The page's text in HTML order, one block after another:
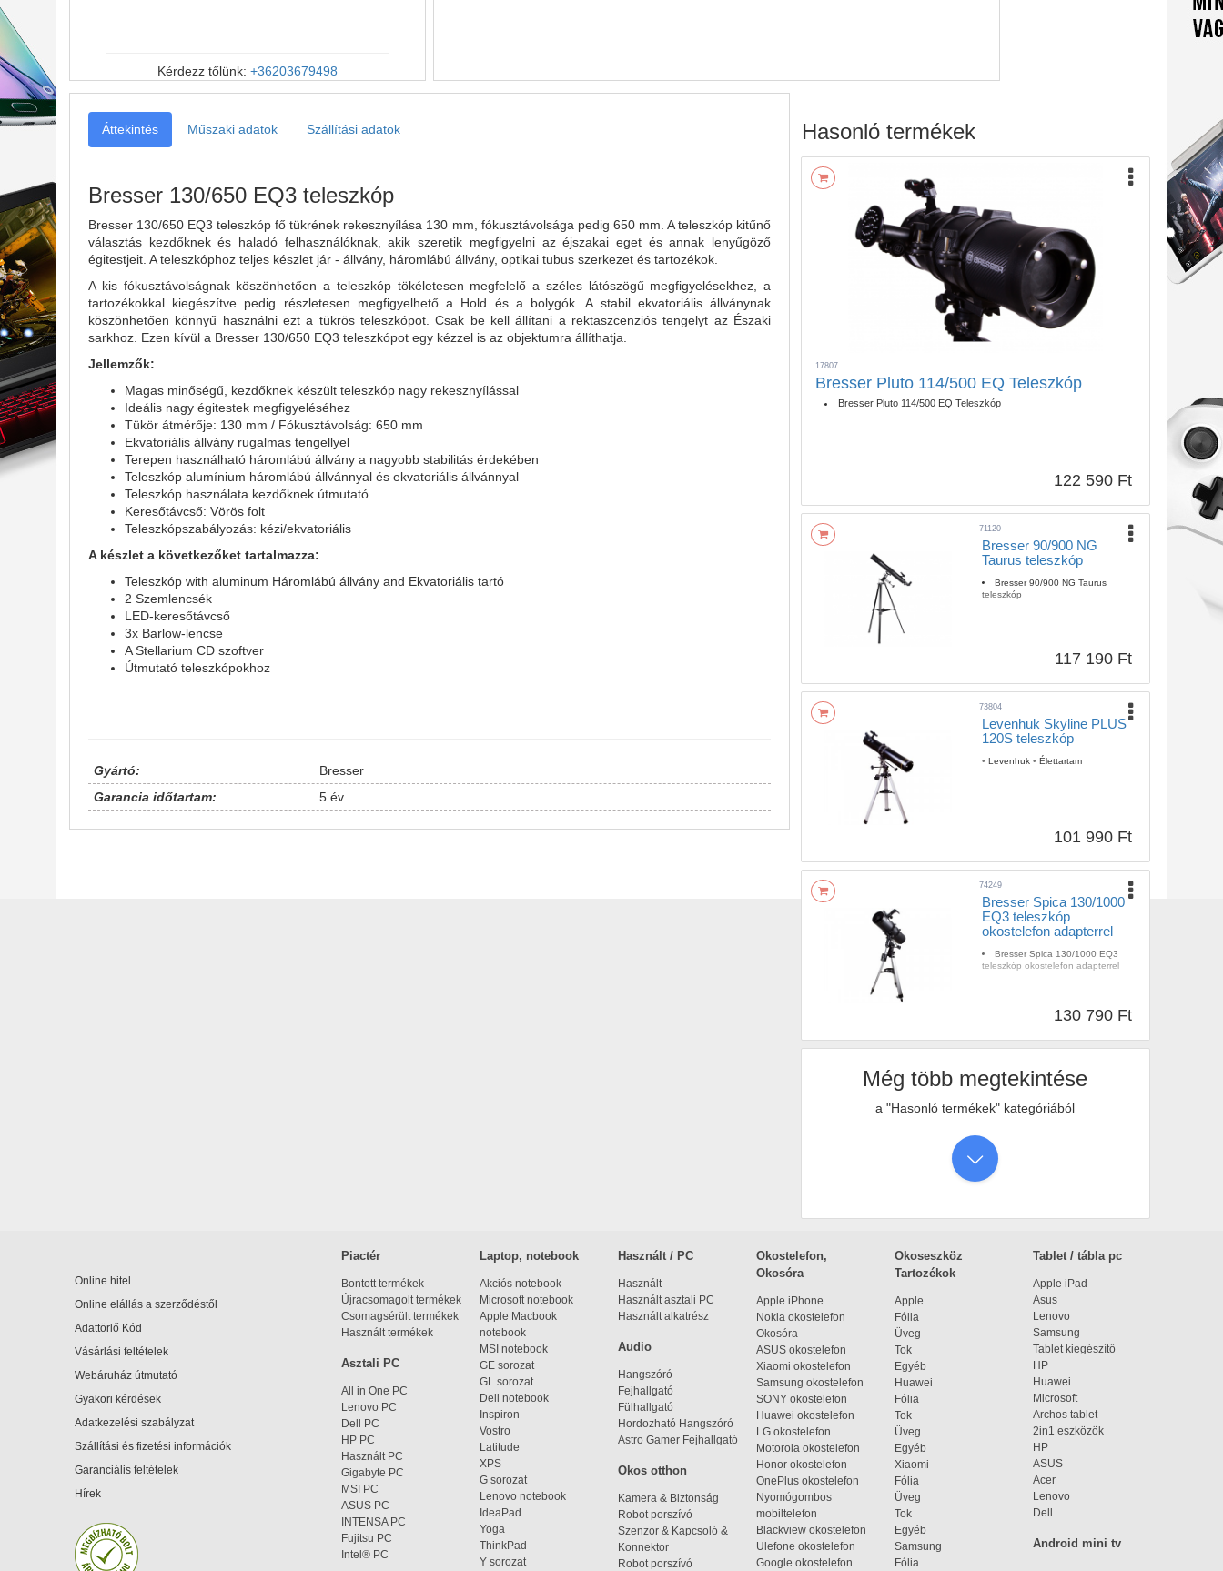
Kérdezz tőlünk: +36203679498
Áttekintés Műszaki adatok Szállítási adatok
Bresser 130/650 EQ3 teleszkóp
Bresser 130/650 EQ3 teleszkóp fő tükrének rekesznyílása 130 mm, fókusztávolsága pedig 650 mm. A teleszkóp kitűnő
választás kezdőknek és haladó felhasználóknak, akik szeretik megfigyelni az éjszakai eget és annak lenyűgöző
égitestjeit. A teleszkóphoz teljes készlet jár - állvány, háromlábú állvány, optikai tubus szerkezet és tartozékok.
A kis fókusztávolságnak köszönhetően a teleszkóp tökéletesen megfelelő a széles látószögű megfigyelésekhez, a
tartozékokkal kiegészítve pedig részletesen megfigyelhető a Hold és a bolygók. A stabil ekvatoriális állványnak
köszönhetően könnyű használni ezt a tükrös teleszkópot. Csak be kell állítani a rektaszcenziós tengelyt az Északi
sarkhoz. Ezen kívül a Bresser 130/650 EQ3 teleszkópot egy kézzel is az objektumra állíthatja.
Jellemzők:
Magas minőségű, kezdőknek készült teleszkóp nagy rekesznyílással
Ideális nagy égitestek megfigyeléséhez
Tükör átmérője: 130 mm / Fókusztávolság: 650 mm
Ekvatoriális állvány rugalmas tengellyel
Terepen használható háromlábú állvány a nagyobb stabilitás érdekében
Teleszkóp alumínium háromlábú állvánnyal és ekvatoriális állvánnyal
Teleszkóp használata kezdőknek útmutató
Keresőtávcső: Vörös folt
Teleszkópszabályozás: kézi/ekvatoriális
A készlet a következőket tartalmazza:
Teleszkóp with aluminum Háromlábú állvány and Ekvatoriális tartó
2 Szemlencsék
LED-keresőtávcső
3x Barlow-lencse
A Stellarium CD szoftver
Útmutató teleszkópokhoz
Gyártó:
Bresser
Garancia időtartam:
5 év
Hasonló termékek
17807
Bresser Pluto 114/500 EQ Teleszkóp
Bresser Pluto 114/500 EQ Teleszkóp
122 590 Ft
71120
Bresser 90/900 NG
Taurus teleszkóp
Bresser 90/900 NG Taurus
teleszkóp
117 190 Ft
73804
Levenhuk Skyline PLUS
120S teleszkóp
• Levenhuk • Élettartam
101 990 Ft
74249
Bresser Spica 130/1000
EQ3 teleszkóp
okostelefon adapterrel
Bresser Spica 130/1000 EQ3
teleszkóp okostelefon adapterrel
130 790 Ft
Még több megtekintése
a "Hasonló termékek" kategóriából
Online hitel
Online elállás a szerződéstől
Adattörlő Kód
Vásárlási feltételek
Webáruház útmutató
Gyakori kérdések
Adatkezelési szabályzat
Szállítási és fizetési információk
Garanciális feltételek
Hírek
Piactér
Bontott termékek
Újracsomagolt termékek
Csomagsérült termékek
Használt termékek
Laptop, notebook
Akciós notebook
Microsoft notebook
Apple Macbook
notebook
MSI notebook
GE sorozat
GL sorozat
Dell notebook
Inspiron
Vostro
Latitude
XPS
G sorozat
Lenovo notebook
IdeaPad
Yoga
ThinkPad
Y sorozat
Használt / PC
Használt
Használt asztali PC
Használt alkatrész
Okostelefon,
Okosóra
Apple iPhone
Nokia okostelefon
Okosóra
ASUS okostelefon
Xiaomi okostelefon
Samsung okostelefon
SONY okostelefon
Huawei okostelefon
LG okostelefon
Motorola okostelefon
Honor okostelefon
OnePlus okostelefon
Nyomógombos
mobiltelefon
Blackview okostelefon
Ulefone okostelefon
Google okostelefon
Okoseszköz
Tartozékok
Apple
Fólia
Üveg
Tok
Egyéb
Huawei
Fólia
Tok
Üveg
Egyéb
Xiaomi
Fólia
Üveg
Tok
Egyéb
Samsung
Fólia
Tablet / tábla pc
Apple iPad
Asus
Lenovo
Samsung
Tablet kiegészítő
HP
Huawei
Microsoft
Archos tablet
2in1 eszközök
HP
ASUS
Acer
Lenovo
Dell
Audio
Hangszóró
Fejhallgató
Fülhallgató
Hordozható Hangszóró
Astro Gamer Fejhallgató
Asztali PC
All in One PC
Lenovo PC
Dell PC
HP PC
Használt PC
Gigabyte PC
MSI PC
ASUS PC
INTENSA PC
Fujitsu PC
Intel® PC
Okos otthon
Kamera & Biztonság
Robot porszívó
Szenzor & Kapcsoló &
Konnektor
Robot porszívó
Android mini tv